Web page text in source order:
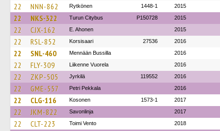
22 NNN-862 Rytkönen 1448-1 2015
22 NKS-322 Turun Citybus P150728 2015
22 CJX-162 E. Ahonen 2015
22 RSL-852 Korsisaari 27536 2016
22 SNL-460 Mennään Bussilla 2016
22 FLY-309 Liikenne Vuorela 2016
22 ZKP-505 Jyrkilä 119552 2016
22 GME-557 Petri Pekkala 2016
22 CLG-116 Kosonen 1573-1 2017
22 JKM-822 Savonlinja 2017
22 CLT-223 Toimi Vento 2018